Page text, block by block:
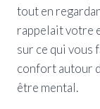
tout en
rappelait votre
sur ce qui vous
confort autour
être mental.